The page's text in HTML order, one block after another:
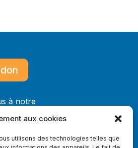
aux cookies
utilisons des technologies telles que
à notre